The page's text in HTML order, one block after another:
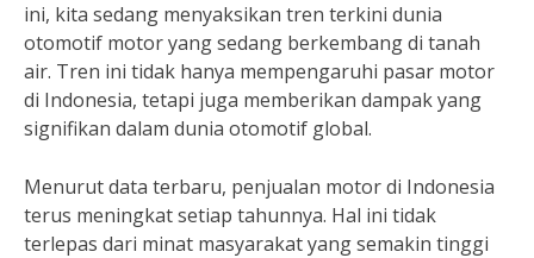
ini, kita sedang menyaksikan tren terkini dunia
otomotif motor yang sedang berkembang di tanah
air. Tren ini tidak hanya mempengaruhi pasar motor
di Indonesia, tetapi juga memberikan dampak yang
signifikan dalam dunia otomotif global.
Menurut data terbaru, penjualan motor di Indonesia
terus meningkat setiap tahunnya. Hal ini tidak
terlepas dari minat masyarakat yang semakin tinggi